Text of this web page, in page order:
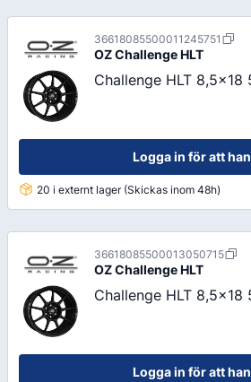
36618085500011245751
OZChallenge HLT
Challenge HLT 8,5x18
Logga in för att
20 i externt lager (Skickas inom 48h)
36618085500013050715
OZChallenge HLT
Challenge HLT 8,5x18
Logga in för att